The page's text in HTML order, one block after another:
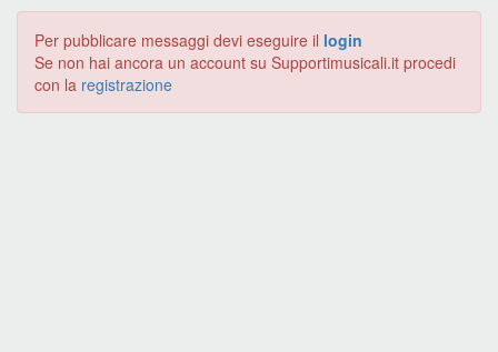
Per pubblicare messaggi devi eseguire il login
Se non hai ancora un account su Supportimusicali.it procedi
con la registrazione